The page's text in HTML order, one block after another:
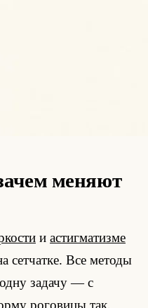
меняют
и астигматизме
сетчатке. Все методы
задачу — с